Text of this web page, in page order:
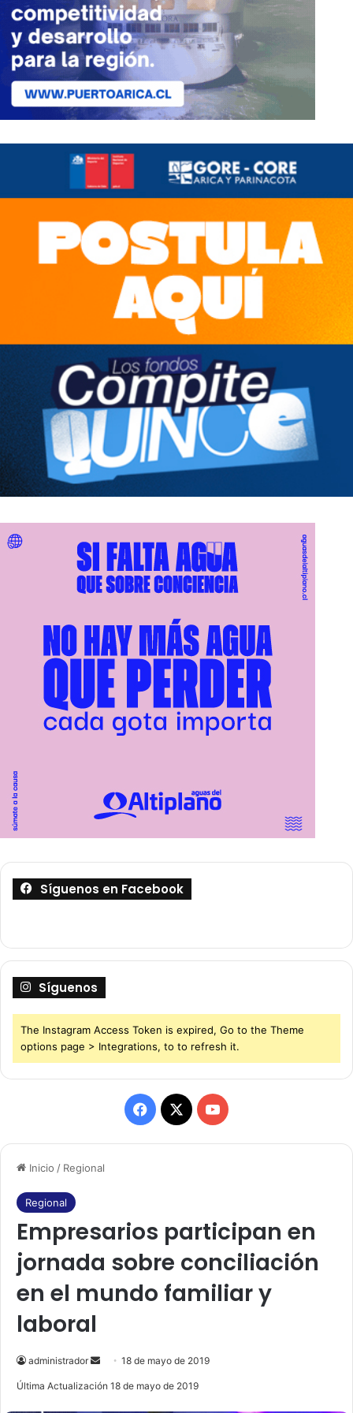
Inicio / Regional
Regional
Empresarios participan en
jornada sobre conciliación
en el mundo familiar y
laboral
administrador
e
18 de mayo de 2019
Última Actualización 18 de mayo de 2019
Síguenos en Facebook
Síguenos
The Instagram Access Token is expired, Go to the Theme
options page > Integrations, to to refresh it.
F
a
b
o
o
X
Y
o
u
b
e